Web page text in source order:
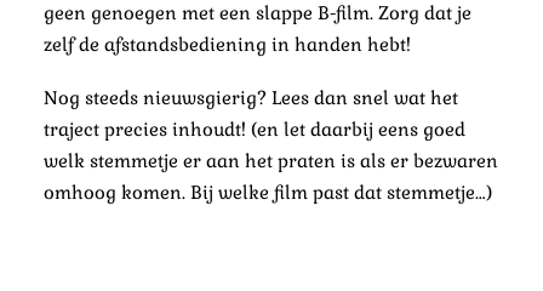
geen genoegen met een slappe B-film. Zorg dat je
zelf de afstandsbediening in handen hebt!
Nog steeds nieuwsgierig? Lees dan snel wat het
traject precies inhoudt! (en let daarbij eens goed
welk stemmetje er aan het praten is als er bezwaren
omhoog komen. Bij welke film past dat stemmetje…)